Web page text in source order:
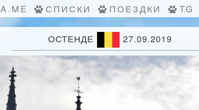
СПИСКИ ПОЕЗДКИ TG
ОСТЕНДЕ 27.09.2019